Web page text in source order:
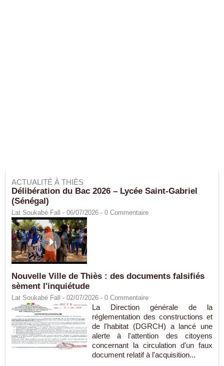
ACTUALITÉ À THIÈS
Délibération du Bac 2026 – Lycée Saint-Gabriel
(Sénégal)
Lat Soukabé Fall - 06/07/2026 - 0 Commentaire
Nouvelle Ville de Thiès : des documents falsifiés
sèment l'inquiétude
Lat Soukabé Fall - 02/07/2026 - 0 Commentaire
La Direction générale de la
réglementation des constructions et
de l'habitat (DGRCH) a lancé une
alerte à l'attention des citoyens
concernant la circulation d'un faux
document relatif à l'acquisition...